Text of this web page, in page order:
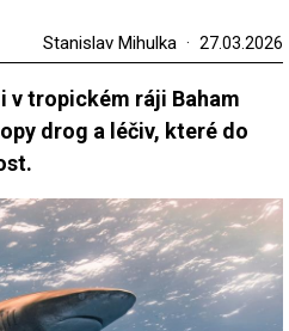
Stanislav Mihulka 27.03.2026
v tropickém ráji Baham
drog a léčiv, které do